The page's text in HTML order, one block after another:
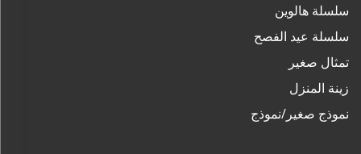
سلسلة هالوين
سلسلة عيد الفصح
تمثال صغير
زينة المنزل
نموذج صغير/نموذج